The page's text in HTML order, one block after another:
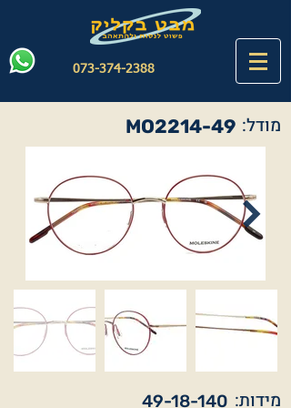
073-374-2388
MO2214-49 מודל:
49-18-140 מידות: